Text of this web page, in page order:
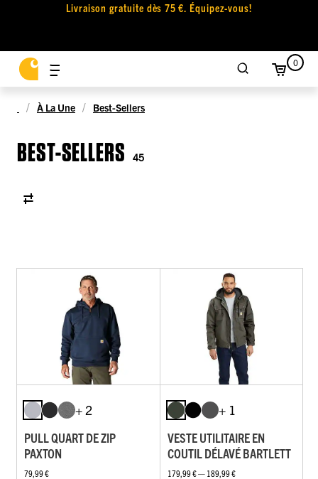
Livraison gratuite dès 75 €. Équipez-vous!
0
À La Une Best-Sellers
BEST-SELLERS 45
+ 2
PULL QUART DE ZIP
PAXTON
79,99 €
+ 1
VESTE UTILITAIRE EN
COUTIL DÉLAVÉ BARTLETT
179,99 € — 189,99 €